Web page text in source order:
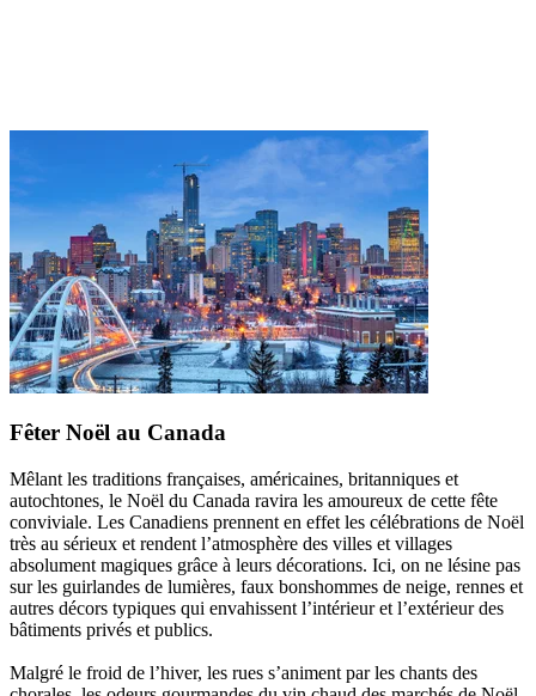
Fêter Noël au Canada
Mêlant les traditions françaises, américaines, britanniques et
autochtones, le Noël du Canada ravira les amoureux de cette fête
conviviale. Les Canadiens prennent en effet les célébrations de Noël
très au sérieux et rendent l’atmosphère des villes et villages
absolument magiques grâce à leurs décorations. Ici, on ne lésine pas
sur les guirlandes de lumières, faux bonshommes de neige, rennes et
autres décors typiques qui envahissent l’intérieur et l’extérieur des
bâtiments privés et publics.
Malgré le froid de l’hiver, les rues s’animent par les chants des